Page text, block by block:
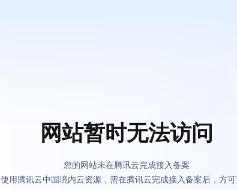
网站暂时无法访问
您的网站未在腾讯云完成接入备案
使用腾讯云中国境内云资源，需在腾讯云完成接入备案后，方